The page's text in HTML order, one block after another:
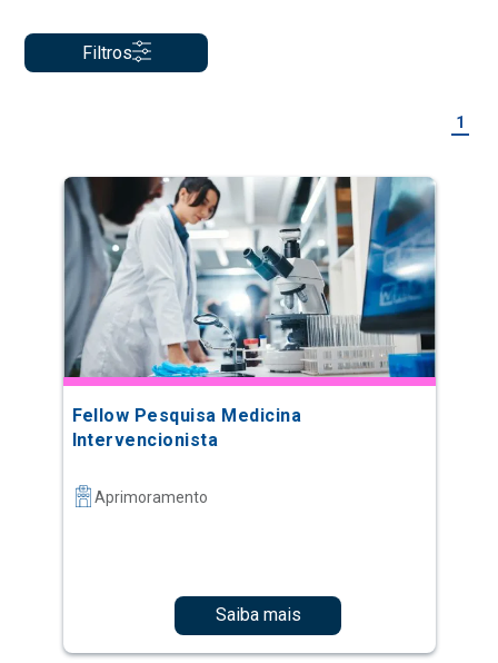
Filtros
1
Fellow Pesquisa Medicina
Intervencionista
Aprimoramento
Saiba mais